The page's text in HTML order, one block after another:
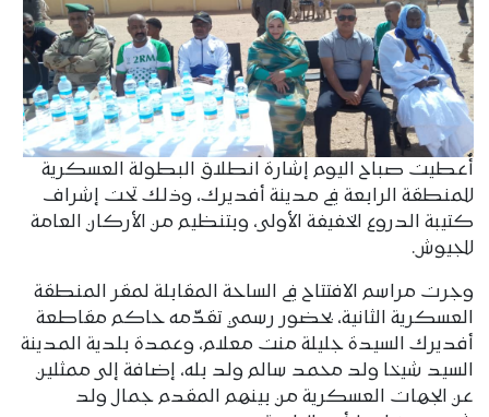
أُعطيت صباح اليوم إشارة انطلاق البطولة العسكرية
للمنطقة الرابعة في مدينة أفديرك، وذلك تحت إشراف
كتيبة الدروع الخفيفة الأولى، وبتنظيم من الأركان العامة
للجيوش.
وجرت مراسم الافتتاح في الساحة المقابلة لمقر المنطقة
العسكرية الثانية، بحضور رسمي تقدّمه حاكم مقاطعة
أفديرك السيدة جليلة منت معلام، وعمدة بلدية المدينة
السيد شيخا ولد محمد سالم ولد بله، إضافة إلى ممثلين
عن الجهات العسكرية من بينهم المقدم جمال ولد